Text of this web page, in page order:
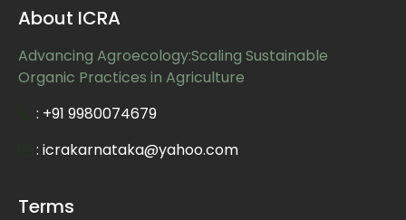
About ICRA
Advancing Agroecology:Scaling Sustainable
Organic Practices in Agriculture
: +91 9980074679
: icrakarnataka@yahoo.com
Terms